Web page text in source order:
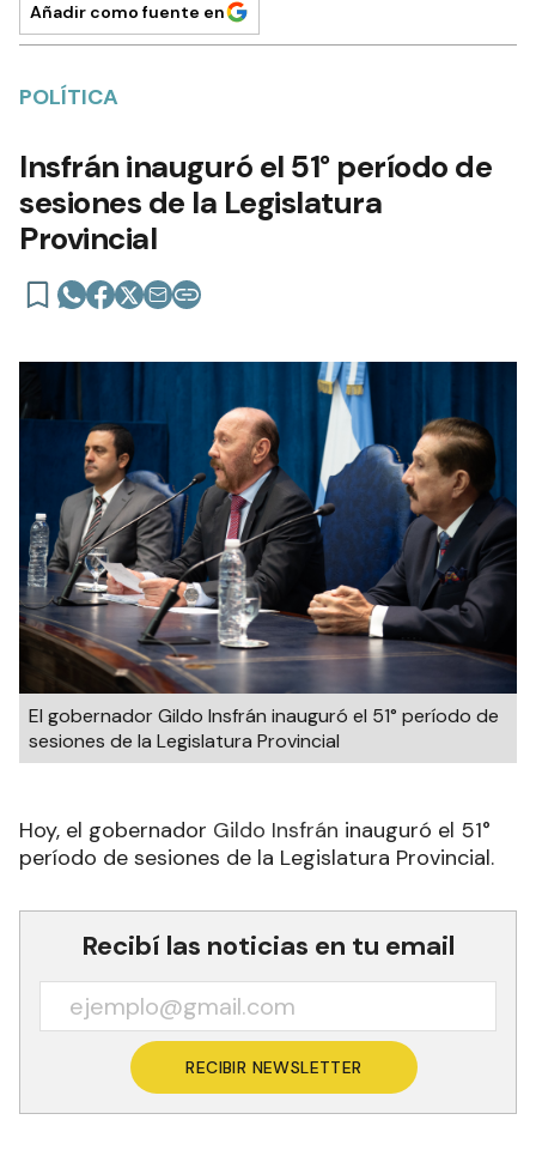
Añadir como fuente en
POLÍTICA
Insfrán inauguró el 51° período de
sesiones de la Legislatura
Provincial
El gobernador Gildo Insfrán inauguró el 51° período de
sesiones de la Legislatura Provincial
Hoy, el gobernador Gildo Insfrán inauguró el 51°
período de sesiones de la Legislatura Provincial.
Recibí las noticias en tu email
RECIBIR NEWSLETTER